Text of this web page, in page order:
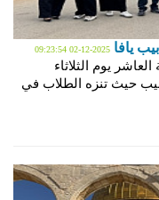
يافا 2025-12-02 09:23:54
يوم الثلاثاء
مدينة تل ابيب حيث تنزه الطلاب في